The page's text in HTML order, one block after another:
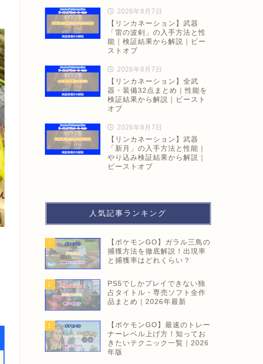
2026年8月7日
【リンカネーション】武器
「雷の波剣」の入手方法と性
能｜検証結果から解説｜ビー
ストオブ
2026年8月7日
【リンカネーション】全武
器・装備32点まとめ｜性能を
検証結果から解説｜ビースト
オブ
2026年8月7日
【リンカネーション】武器
「新月」の入手方法と性能｜
やり込み検証結果から解説｜
ビーストオブ
人気記事ランキング
1
【ポケモンGO】ガラル三鳥の
捕獲方法を徹底解説！出現率
と捕獲率はどれくらい？
2
PS5でしかプレイできない独
占タイトル・専売ソフト全作
品まとめ｜2026年最新
3
【ポケモンGO】最速のトレー
ナーレベル上げ方！知ってお
きたいテクニック一覧｜2026
年版